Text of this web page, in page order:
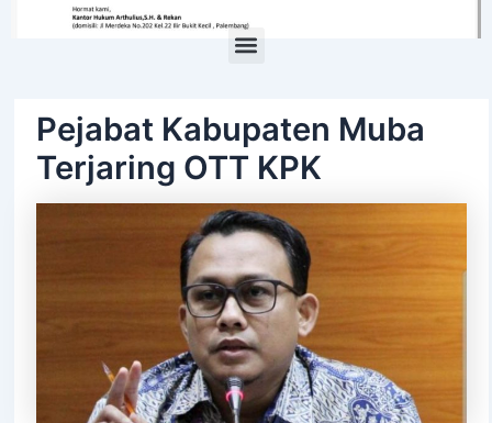
Pejabat Kabupaten Muba
Terjaring OTT KPK